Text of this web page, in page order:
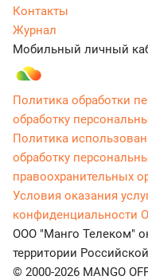
Контакты
Журнал
Мобильный личный
Политика обработки
обработку
Политика
обработку
правоохранительных
Условия оказания
конфиденциальности
ООО "Манго Телеком"
территории
© 2000-2026 MANGO